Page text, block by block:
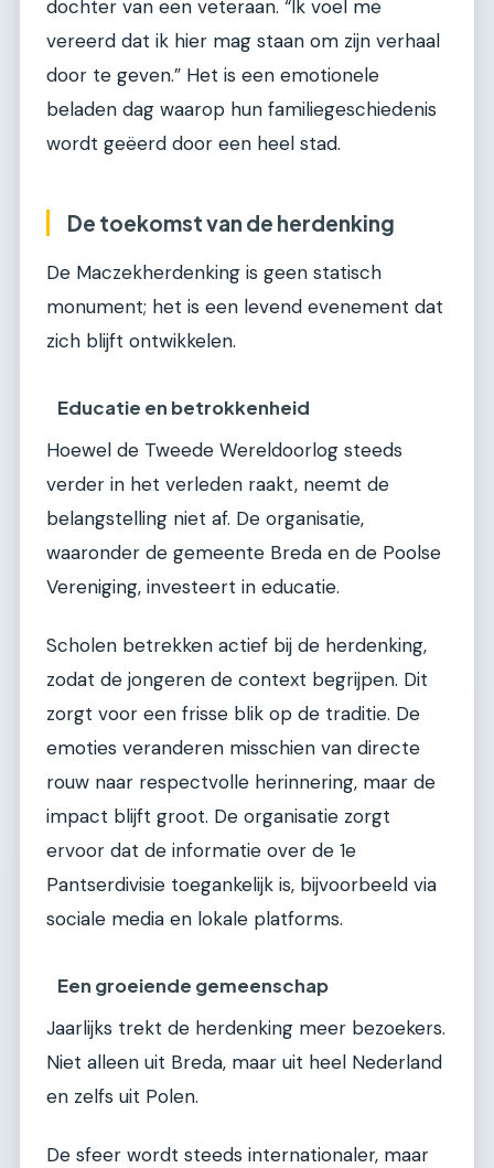
dochter van een veteraan. “Ik voel me
vereerd dat ik hier mag staan om zijn verhaal
door te geven.” Het is een emotionele
beladen dag waarop hun familiegeschiedenis
wordt geëerd door een heel stad.
De toekomst van de herdenking
De Maczekherdenking is geen statisch
monument; het is een levend evenement dat
zich blijft ontwikkelen.
Educatie en betrokkenheid
Hoewel de Tweede Wereldoorlog steeds
verder in het verleden raakt, neemt de
belangstelling niet af. De organisatie,
waaronder de gemeente Breda en de Poolse
Vereniging, investeert in educatie.
Scholen betrekken actief bij de herdenking,
zodat de jongeren de context begrijpen. Dit
zorgt voor een frisse blik op de traditie. De
emoties veranderen misschien van directe
rouw naar respectvolle herinnering, maar de
impact blijft groot. De organisatie zorgt
ervoor dat de informatie over de 1e
Pantserdivisie toegankelijk is, bijvoorbeeld via
sociale media en lokale platforms.
Een groeiende gemeenschap
Jaarlijks trekt de herdenking meer bezoekers.
Niet alleen uit Breda, maar uit heel Nederland
en zelfs uit Polen.
De sfeer wordt steeds internationaler, maar